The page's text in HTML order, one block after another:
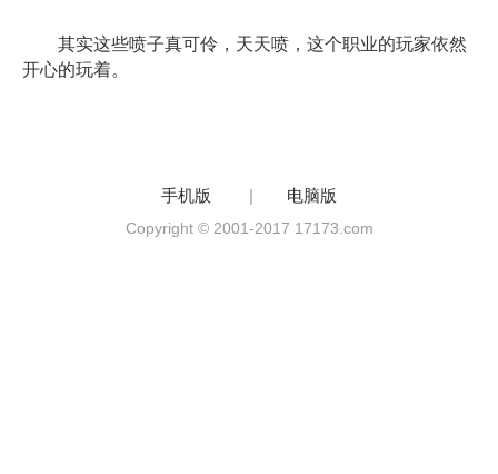
其实这些喷子真可伶，天天喷，这个职业的玩家依然
开心的玩着。
手机版 | 电脑版
Copyright © 2001-2017 17173.com